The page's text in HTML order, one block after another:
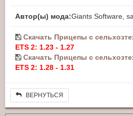
Автор(ы) мода:Giants Software,
Скачать Прицепы с
ETS 2: 1.23 - 1.27
Скачать Прицепы с
ETS 2: 1.28 - 1.31
ВЕРНУТЬСЯ